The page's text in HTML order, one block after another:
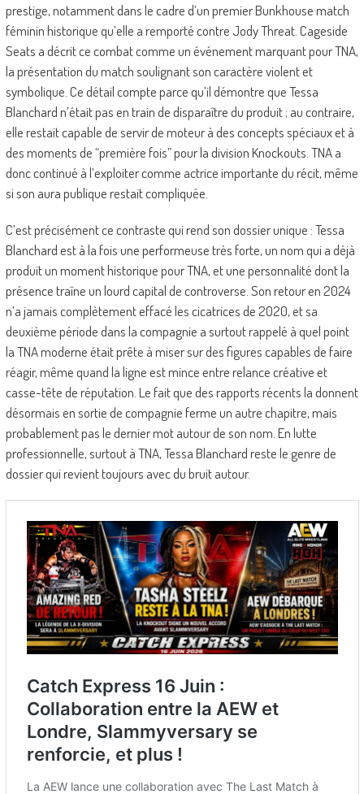
prestige, notamment dans le cadre d’un premier Bunkhouse match
féminin historique qu’elle a remporté contre Jody Threat. Cageside
Seats a décrit ce combat comme un événement marquant pour TNA,
la présentation du match soulignant son caractère violent et
symbolique. Ce détail compte parce qu’il démontre que Tessa
Blanchard n’était pas en train de disparaître du produit ; au contraire,
elle restait capable de servir de moteur à des concepts spéciaux et à
des moments de “première fois” pour la division Knockouts. TNA a
donc continué à l’exploiter comme actrice importante du récit, même
si son aura publique restait compliquée.
C’est précisément ce contraste qui rend son dossier unique : Tessa
Blanchard est à la fois une performeuse très forte, un nom qui a déjà
produit un moment historique pour TNA, et une personnalité dont la
présence traîne un lourd capital de controverse. Son retour en 2024
n’a jamais complètement effacé les cicatrices de 2020, et sa
deuxième période dans la compagnie a surtout rappelé à quel point
la TNA moderne était prête à miser sur des figures capables de faire
réagir, même quand la ligne est mince entre relance créative et
casse-tête de réputation. Le fait que des rapports récents la donnent
désormais en sortie de compagnie ferme un autre chapitre, mais
probablement pas le dernier mot autour de son nom. En lutte
professionnelle, surtout à TNA, Tessa Blanchard reste le genre de
dossier qui revient toujours avec du bruit autour.